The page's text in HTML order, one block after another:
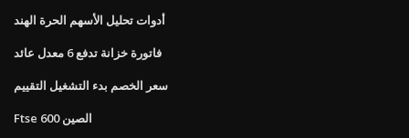
أدوات تحليل الأسهم الحرة الهند
فاتورة خزانة تدفع 6 معدل عائد
سعر الخصم بدء التشغيل التقييم
Ftse الصين 600